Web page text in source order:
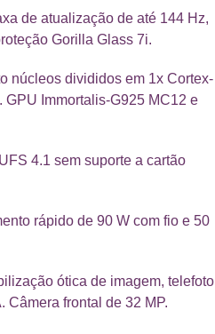
de atualização de até 144 Hz,
Gorilla Glass 7i.
núcleos divididos em 1x Cortex-
GPU Immortalis-G925 MC12 e
4.1 sem suporte a cartão
rápido de 90 W com fio e 50
ótica de imagem, telefoto
Câmera frontal de 32 MP.